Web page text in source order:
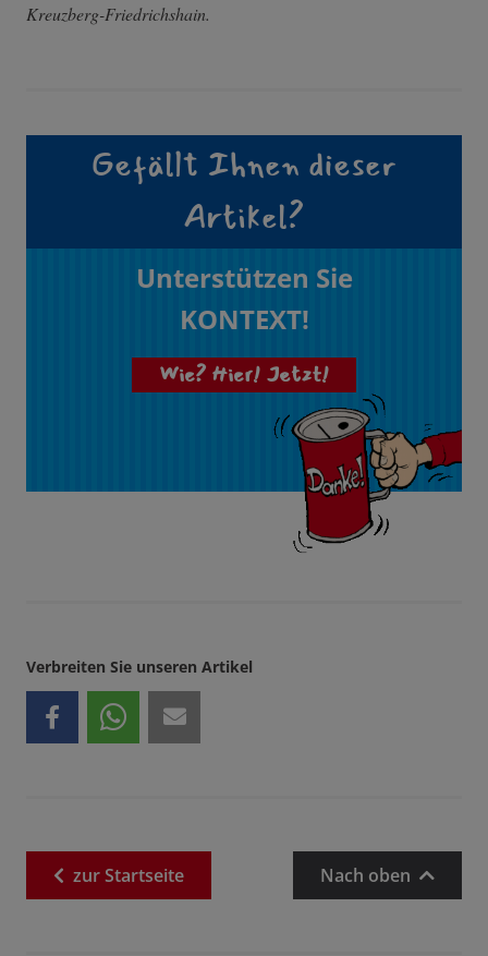
Kreuzberg-Friedrichshain.
Gefällt Ihnen dieser
Artikel?
Unterstützen Sie
KONTEXT!
Wie? Hier! Jetzt!
Verbreiten Sie unseren Artikel
zurStartseite Nach oben